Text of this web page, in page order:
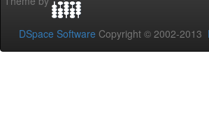
DSpace Software Copyright © 2002-2013